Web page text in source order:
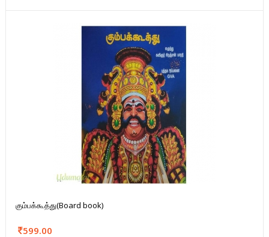
கும்பக்கூத்து(Board book)
599.00